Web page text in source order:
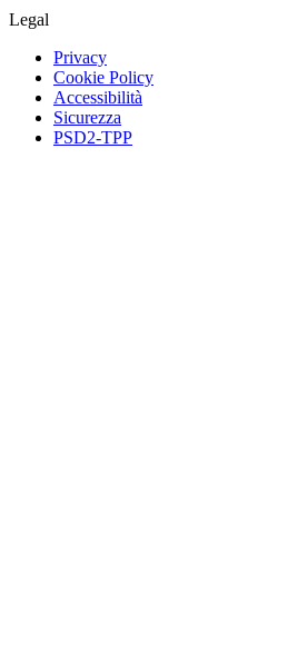
Legal
Privacy
Cookie Policy
Accessibilità
Sicurezza
PSD2-TPP